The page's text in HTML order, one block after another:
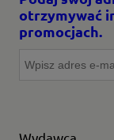
otrzymywać
promocjach.